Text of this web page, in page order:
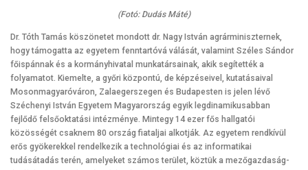
(Fotó: Dudás Máté)
Dr. Tóth Tamás köszönetet mondott dr. Nagy István agrárminiszternek,
hogy támogatta az egyetem fenntartóvá válását, valamint Széles Sándor
főispánnak és a kormányhivatal munkatársainak, akik segítették a
folyamatot. Kiemelte, a győri központú, de képzéseivel, kutatásaival
Mosonmagyaróváron, Zalaegerszegen és Budapesten is jelen lévő
Széchenyi István Egyetem Magyarország egyik legdinamikusabban
fejlődő felsőoktatási intézménye. Mintegy 14 ezer fős hallgatói
közösségét csaknem 80 ország fiataljai alkotják. Az egyetem rendkívül
erős gyökerekkel rendelkezik a technológiai és az informatikai
tudásátadás terén, amelyeket számos terület, köztük a mezőgazdaság-